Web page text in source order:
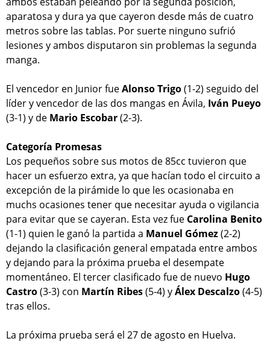
aparatosa y dura ya que cayeron desde más de cuatro
metros sobre las tablas. Por suerte ninguno sufrió
lesiones y ambos disputaron sin problemas la segunda
manga.
El vencedor en Junior fueAlonso Trigo(1-2) seguido del
líder y vencedor de las dos mangas en Ávila, Iván Pueyo
(3-1) y de Mario Escobar(2-3).
Categoría Promesas
Los pequeños sobre sus motos de 85cc tuvieron que
hacer un esfuerzo extra, ya que hacían todo el circuito a
excepción de la pirámide lo que les ocasionaba en
muchs ocasiones tener que necesitar ayuda o vigilancia
para evitar que se cayeran. Esta vez fue Carolina Benito
(1-1) quien le ganó la partida a Manuel Gómez(2-2)
dejando la clasificación general empatada entre ambos
y dejando para la próxima prueba el desempate
momentáneo. El tercer clasificado fue de nuevo Hugo
Castro(3-3) con Martín Ribes(5-4) yÁlex Descalzo(4-5)
tras ellos.
La próxima prueba será el 27 de agosto en Huelva.